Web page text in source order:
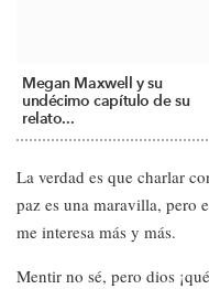
Megan Maxwell y su
undécimo capítulo de su
relato...
La verdad es que charlar
paz es una maravilla, pero
me interesa más y más.
Mentir no sé, pero dios